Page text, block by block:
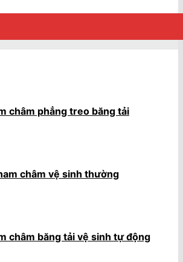
châm phẳng treo băng tải
châm vệ sinh thường
châm băng tải vệ sinh tự động